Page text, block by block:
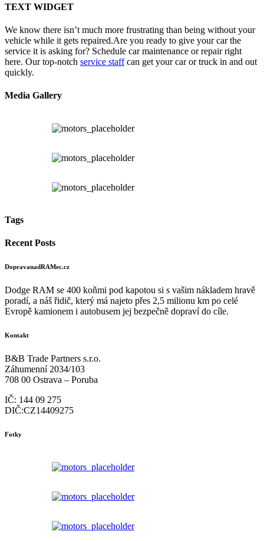
TEXT WIDGET
We know there isn’t much more frustrating than being without your
vehicle while it gets repaired.Are you ready to give your car the
service it is asking for? Schedule car maintenance or repair right
here. Our top-notch service staffcan get your car or truck in and out
quickly.
Media Gallery
Tags
Recent Posts
DopravanadRAMec.cz
Dodge RAM se 400 koňmi pod kapotou si s vašim nákladem hravě
poradí, a náš řidič, který má najeto přes 2,5 milionu km po celé
Evropě kamionem i autobusem jej bezpečně dopraví do cíle.
Kontakt
B&B Trade Partners s.r.o.
Záhumenní 2034/103
708 00 Ostrava – Poruba
IČ: 144 09 275
DIČ:CZ14409275
Fotky